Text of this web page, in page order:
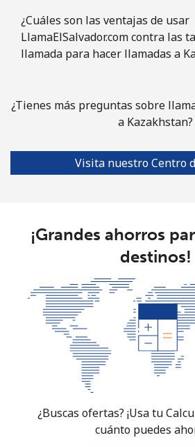
¿Cuáles son las ventajas de usar
LlamaElSalvador.com contra las
llamada para hacer llamadas a
¿Tienes más preguntas sobre
a Kazakhstan?
Visita nuestro Centro
¡Grandes ahorros
destinos!
¿Buscas ofertas? ¡Usa tu
cuánto puedes